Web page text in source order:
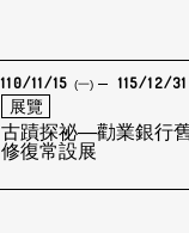
110/11/15 (一) 115/12/31
展覽
古蹟探祕—勸業銀行
修復常設展